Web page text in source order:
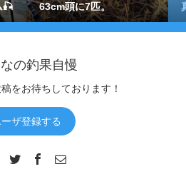
🎣 63cm頭に7匹。
の釣果自慢
をお待ちしております！
ーザ登録する